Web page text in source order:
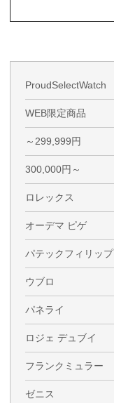
ProudSelectWatch
WEB限定商品
～299,999円
300,000円～
ロレックス
オーデマ ピゲ
パテックフィリップ
ウブロ
パネライ
ロジェ デュブイ
フランクミュラー
ゼニス